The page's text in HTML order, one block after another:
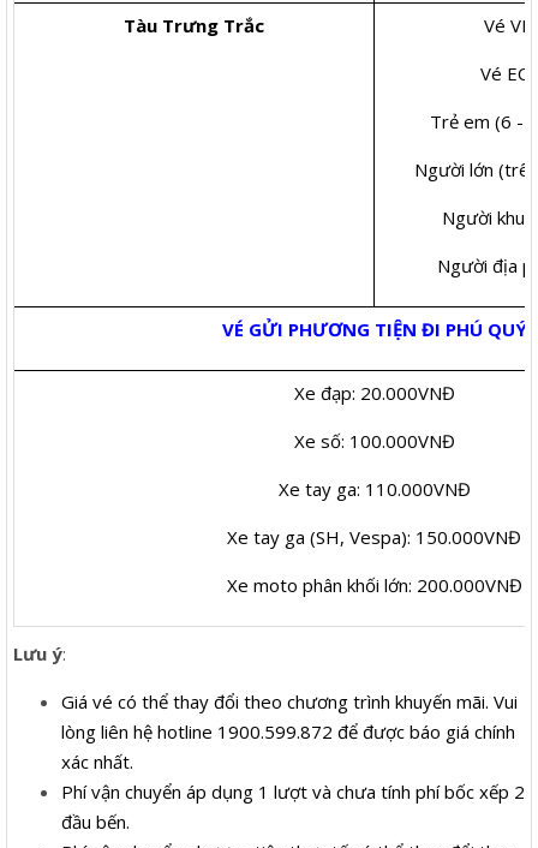
Tàu Trưng Trắc
Vé
Vé
Trẻ em (6 -
Người lớn
Người
Người địa
VÉ GỬI PHƯƠNG TIỆN ĐI PHÚ QUÝ
Xe đạp: 20.000VNĐ
Xe số: 100.000VNĐ
Xe tay ga: 110.000VNĐ
Xe tay ga (SH, Vespa): 150.000VNĐ
Xe moto phân khối lớn: 200.000VNĐ
Lưu ý:
Giá vé có thể thay đổi theo chương trình khuyến mãi. Vui
lòng liên hệ hotline 1900.599.872 để được báo giá chính
xác nhất.
Phí vận chuyển áp dụng 1 lượt và chưa tính phí bốc xếp 2
đầu bến.